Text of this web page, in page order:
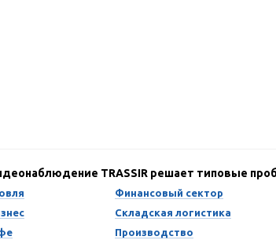
TRASSIR решает типовые
Финансовый сектор
Складская логистика
Производство